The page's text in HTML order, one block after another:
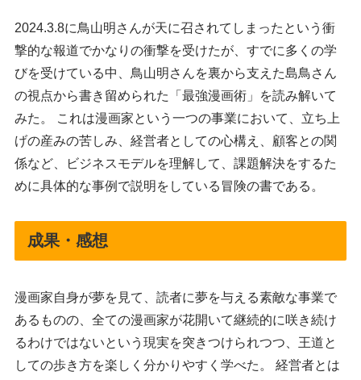
2024.3.8に鳥山明さんが天に召されてしまったという衝
撃的な報道でかなりの衝撃を受けたが、すでに多くの学
びを受けている中、鳥山明さんを裏から支えた島鳥さん
の視点から書き留められた「最強漫画術」を読み解いて
みた。 これは漫画家という一つの事業において、立ち上
げの産みの苦しみ、経営者としての心構え、顧客との関
係など、ビジネスモデルを理解して、課題解決をするた
めに具体的な事例で説明をしている冒険の書である。
成果・感想
漫画家自身が夢を見て、読者に夢を与える素敵な事業で
あるものの、全ての漫画家が花開いて継続的に咲き続け
るわけではないという現実を突きつけられつつ、王道と
しての歩き方を楽しく分かりやすく学べた。 経営者とは